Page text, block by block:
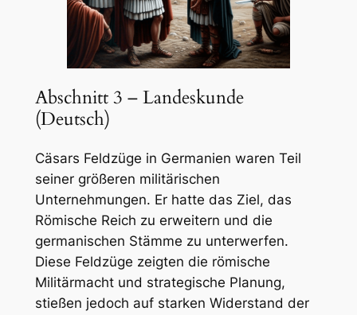
Abschnitt 3 – Landeskunde
(Deutsch)
Cäsars Feldzüge in Germanien waren Teil
seiner größeren militärischen
Unternehmungen. Er hatte das Ziel, das
Römische Reich zu erweitern und die
germanischen Stämme zu unterwerfen.
Diese Feldzüge zeigten die römische
Militärmacht und strategische Planung,
stießen jedoch auf starken Widerstand der